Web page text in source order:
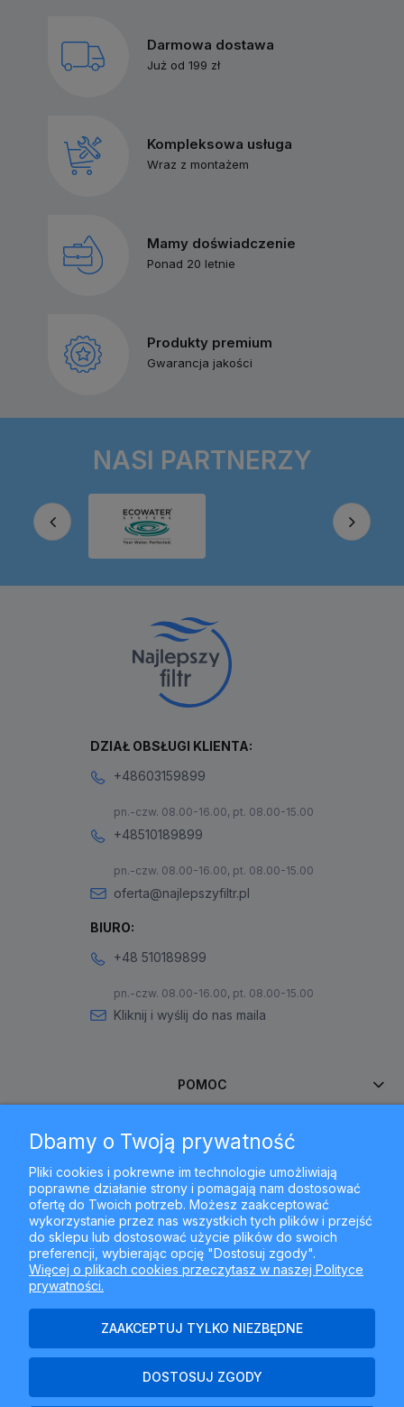
Darmowa dostawa
Już od 199 zł
Kompleksowa usługa
Wraz z montażem
Mamy doświadczenie
Ponad 20 letnie
Produkty premium
Gwarancja jakości
NASI PARTNERZY
DZIAŁ OBSŁUGI KLIENTA:
+48603159899
pn.-czw. 08.00-16.00, pt. 08.00-15.00
+48510189899
pn.-czw. 08.00-16.00, pt. 08.00-15.00
oferta@najlepszyfiltr.pl
BIURO:
+48 510189899
pn.-czw. 08.00-16.00, pt. 08.00-15.00
Kliknij i wyślij do nas maila
POMOC
MOJE KONTO
PŁATNOŚCI I DOSTAWA
INFORMACJE
Najlepszyfiltr.pl - ul. Krakowska 367, 43-300 Bielsko-Biała, woj.
Dbamy o Twoją prywatność
Pliki cookies i pokrewne im technologie umożliwiają
poprawne działanie strony i pomagają nam dostosować
ofertę do Twoich potrzeb. Możesz zaakceptować
wykorzystanie przez nas wszystkich tych plików i przejść
do sklepu lub dostosować użycie plików do swoich
preferencji, wybierając opcję "Dostosuj zgody".
Więcej o plikach cookies przeczytasz w naszej Polityce
prywatności.
ZAAKCEPTUJ TYLKO NIEZBĘDNE
DOSTOSUJ ZGODY